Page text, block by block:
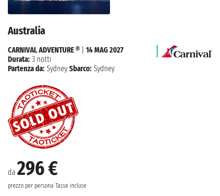
Australia
da 296 €
prezzo per persona Tasse incluse
CARNIVAL ADVENTURE ®
14 MAG 2027
Durata: 3 notti
Partenza da: Sydney Sbarco: Sydney